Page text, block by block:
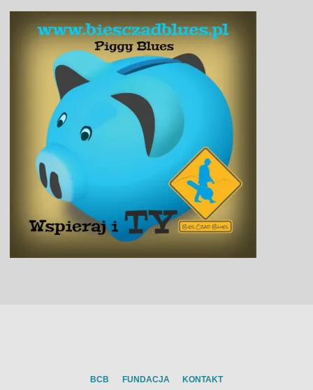
BCB FUNDACJA KONTAKT